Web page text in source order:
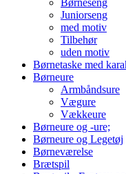
Juniorseng
med motiv
Tilbehør
uden motiv
Børnetaske med
Børneure
Armbåndsure
Vægure
Vækkeure
Børneure og -ure;
Børneure og Legetøj
Børneværelse
Brætspil